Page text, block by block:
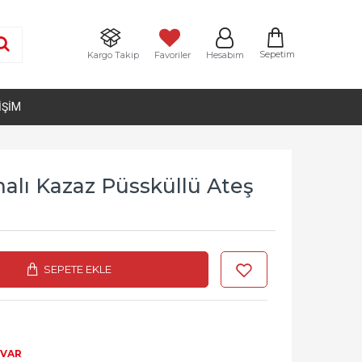
Kargo Takip Favoriler Hesabım Sepetim
Kazaz Püssküllü Ateş
SEPETE EKLE